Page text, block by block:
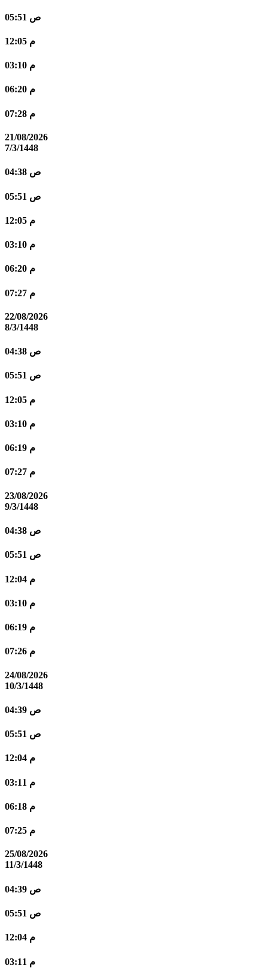
05:51 ص
12:05 م
03:10 م
06:20 م
07:28 م
21/08/2026
7/3/1448
04:38 ص
05:51 ص
12:05 م
03:10 م
06:20 م
07:27 م
22/08/2026
8/3/1448
04:38 ص
05:51 ص
12:05 م
03:10 م
06:19 م
07:27 م
23/08/2026
9/3/1448
04:38 ص
05:51 ص
12:04 م
03:10 م
06:19 م
07:26 م
24/08/2026
10/3/1448
04:39 ص
05:51 ص
12:04 م
03:11 م
06:18 م
07:25 م
25/08/2026
11/3/1448
04:39 ص
05:51 ص
12:04 م
03:11 م